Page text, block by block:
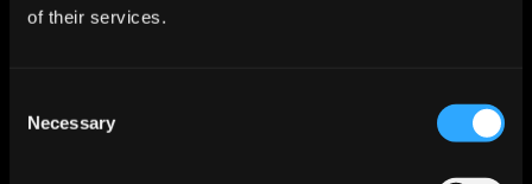
of their services.
Selection
Necessary